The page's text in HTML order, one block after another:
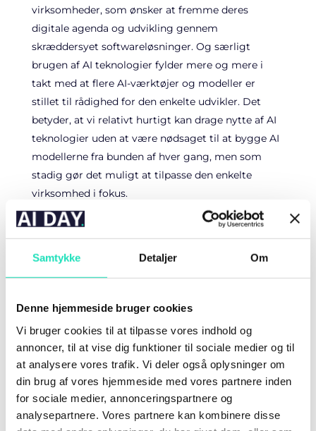
Samtykke Detaljer Om
Denne hjemmeside bruger cookies
Vi bruger cookies til at tilpasse vores indhold og
annoncer, til at vise dig funktioner til sociale medier og til
at analysere vores trafik. Vi deler også oplysninger om
din brug af vores hjemmeside med vores partnere inden
for sociale medier, annonceringspartnere og
analysepartnere. Vores partnere kan kombinere disse
virksomheder, som ønsker at fremme deres
digitale agenda og udvikling gennem
skræddersyet softwareløsninger. Og særligt
brugen af AI teknologier fylder mere og mere i
takt med at flere AI-værktøjer og modeller er
stillet til rådighed for den enkelte udvikler. Det
betyder, at vi relativt hurtigt kan drage nytte af AI
teknologier uden at være nødsaget til at bygge AI
modellerne fra bunden af hver gang, men som
stadig gør det muligt at tilpasse den enkelte
virksomhed i fokus.
Oplæg
Hvordan integrerer og anvender virksomheder
fokus på, hvordan danske virksomheder har
integreret AI teknologier i deres nuværende
digitale setup.
Emner vi berører: softwareudvikling,
forretningskritisk software, webudvikling, interne
systemer, proceshåndtering og -optimering.